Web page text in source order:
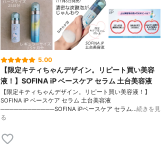
5.00
【限定キティちゃんデザイン。リピート買い美容
液！】SOFINA iP ベースケア セラム 土台美容液
【限定キティちゃんデザイン。リピート買い美容液！】
SOFINA iP ベースケア セラム 土台美容液
────────────SOFINA iPベースケア セラム…続きを見
る